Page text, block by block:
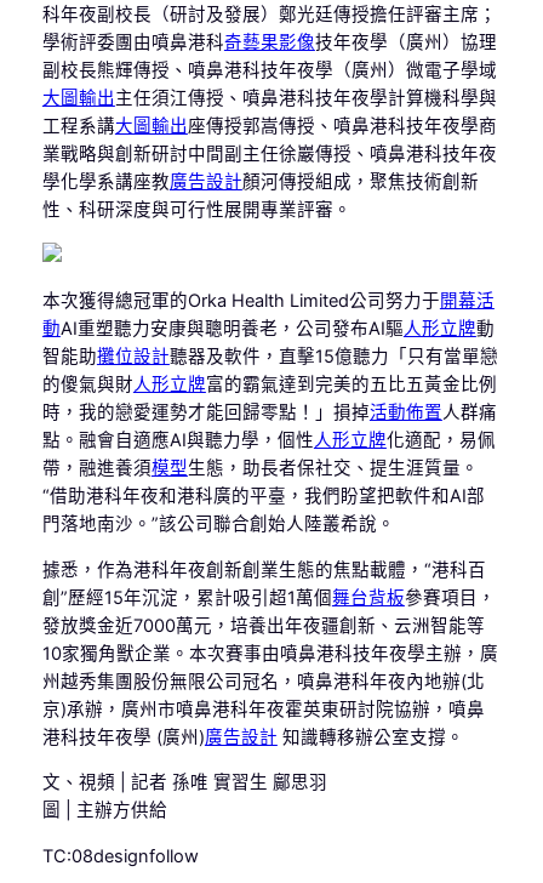
科年夜副校長（研討及發展）鄭光廷傳授擔任評審主席；
學術評委團由噴鼻港科奇藝果影像技年夜學（廣州）協理
副校長熊輝傳授、噴鼻港科技年夜學（廣州）微電子學域
大圖輸出主任須江傳授、噴鼻港科技年夜學計算機科學與
工程系講大圖輸出座傳授郭嵩傳授、噴鼻港科技年夜學商
業戰略與創新研討中間副主任徐巖傳授、噴鼻港科技年夜
學化學系講座教廣告設計顏河傳授組成，聚焦技術創新
性、科研深度與可行性展開專業評審。
本次獲得總冠軍的Orka Health Limited公司努力于開幕活
動AI重塑聽力安康與聰明養老，公司發布AI驅人形立牌動
智能助攤位設計聽器及軟件，直擊15億聽力「只有當單戀
的傻氣與財人形立牌富的霸氣達到完美的五比五黃金比例
時，我的戀愛運勢才能回歸零點！」損掉活動佈置人群痛
點。融會自適應AI與聽力學，個性人形立牌化適配，易佩
帶，融進養須模型生態，助長者保社交、提生涯質量。
“借助港科年夜和港科廣的平臺，我們盼望把軟件和AI部
門落地南沙。”該公司聯合創始人陸叢希說。
據悉，作為港科年夜創新創業生態的焦點載體，“港科百
創”歷經15年沉淀，累計吸引超1萬個舞台背板參賽項目，
發放獎金近7000萬元，培養出年夜疆創新、云洲智能等
10家獨角獸企業。本次賽事由噴鼻港科技年夜學主辦，廣
州越秀集團股份無限公司冠名，噴鼻港科年夜內地辦(北
京)承辦，廣州市噴鼻港科年夜霍英東研討院協辦，噴鼻
港科技年夜學 (廣州)廣告設計 知識轉移辦公室支撐。
文、視頻 | 記者 孫唯 實習生 鄺思羽
圖 | 主辦方供給
TC:08designfollow